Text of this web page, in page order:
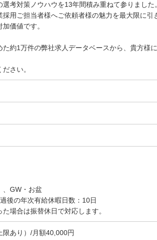
選考対策ノウハウを13年間積み重ねて参りまし
用ご担当者様へご依頼者様の魅力を最大限に
価値です。
た約1万件の弊社求人データベースから、貴方様
さい。
、GW・お盆
後の年次有給休暇日数：10日
場合は振替休日で対応します。
あり）/月額40,000円